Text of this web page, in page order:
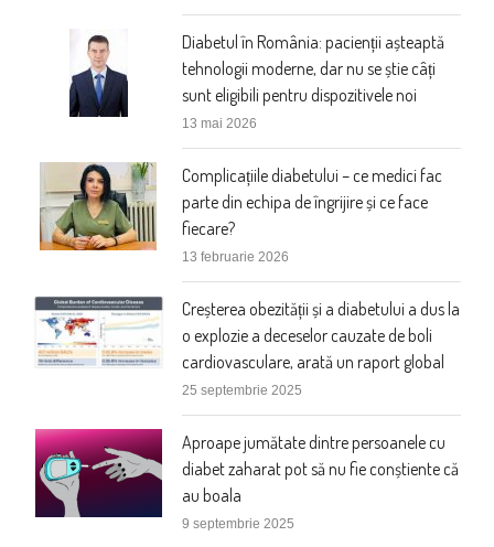
Diabetul în România: pacienții așteaptă
tehnologii moderne, dar nu se știe câți
sunt eligibili pentru dispozitivele noi
13 mai 2026
Complicațiile diabetului – ce medici fac
parte din echipa de îngrijire și ce face
fiecare?
13 februarie 2026
Creșterea obezității și a diabetului a dus la
o explozie a deceselor cauzate de boli
cardiovasculare, arată un raport global
25 septembrie 2025
Aproape jumătate dintre persoanele cu
diabet zaharat pot să nu fie conștiente că
au boala
9 septembrie 2025